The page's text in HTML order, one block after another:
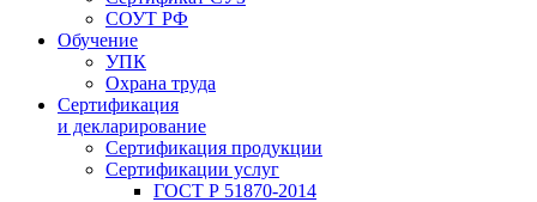
СОУТ РФ
Обучение
УПК
Охрана труда
Сертификация
и декларирование
Сертификация продукции
Сертификации услуг
ГОСТ Р 51870-2014